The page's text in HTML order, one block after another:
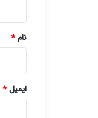
نام*
ایمیل*